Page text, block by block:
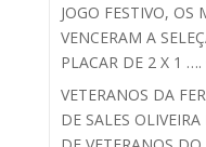
JOGO FESTIVO, OS
VENCERAM A
PLACAR DE 2 X 1
VETERANOS DA
DE SALES